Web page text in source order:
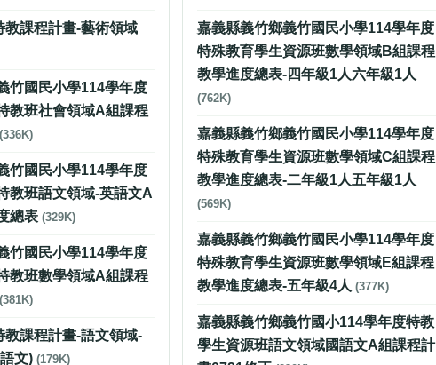
教課程計畫-藝術領域
竹國民小學114學年度
教班社會領域A組課程
(336K)
竹國民小學114學年度
教班語文領域-英語文A
總表(329K)
竹國民小學114學年度
教班數學領域A組課程
(381K)
教課程計畫-語文領域-
文)(179K)
嘉義縣義竹鄉義竹國民小學114學年度
特殊教育學生資源班數學領域B組課程
教學進度總表-四年級1人六年級1人
(762K)
嘉義縣義竹鄉義竹國民小學114學年度
特殊教育學生資源班數學領域C組課程
教學進度總表-二年級1人五年級1人
(569K)
嘉義縣義竹鄉義竹國民小學114學年度
特殊教育學生資源班數學領域E組課程
教學進度總表-五年級4人 (377K)
嘉義縣義竹鄉義竹國小114學年度特教
學生資源班語文領域國語文A組課程計